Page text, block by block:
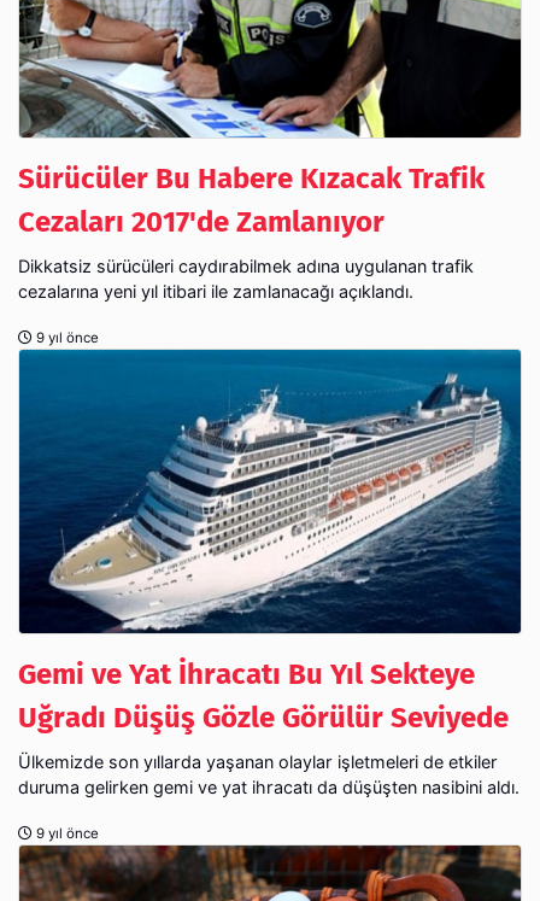
Sürücüler Bu Habere Kızacak Trafik
Cezaları 2017'de Zamlanıyor
Dikkatsiz sürücüleri caydırabilmek adına uygulanan trafik
cezalarına yeni yıl itibari ile zamlanacağı açıklandı.
9 yıl önce
Gemi ve Yat İhracatı Bu Yıl Sekteye
Uğradı Düşüş Gözle Görülür Seviyede
Ülkemizde son yıllarda yaşanan olaylar işletmeleri de etkiler
duruma gelirken gemi ve yat ihracatı da düşüşten nasibini aldı.
9 yıl önce